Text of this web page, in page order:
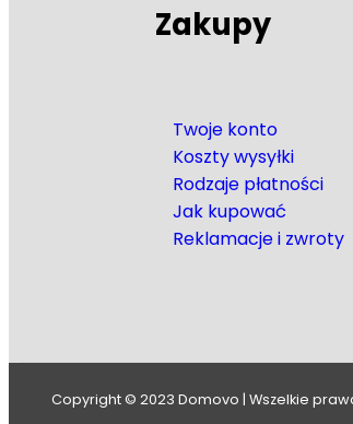
Zakupy
Twoje konto
Koszty wysyłki
Rodzaje płatności
Jak kupować
Reklamacje i zwroty
Copyright © 2023 Domovo | Wszelkie